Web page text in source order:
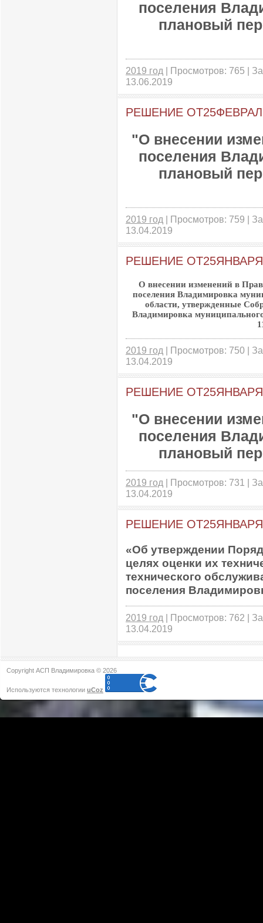
поселения
плановый
2019 год | Просмотров: 765 |
13.06.2019
РЕШЕНИЕ
"О внесении
поселения
плановый
2019 год | Просмотров: 759 |
13.04.2019
РЕШЕНИЕ
О внесении изменений в
поселения Владимировка
области, утвержденные
Владимировка
2019 год | Просмотров: 750 |
13.04.2019
РЕШЕНИЕ
"О внесении
поселения
плановый
2019 год | Просмотров: 731 |
13.04.2019
РЕШЕНИЕ
«Об утверждении
целях оценки их
технического
поселения
2019 год | Просмотров: 762 |
13.04.2019
Copyright АСП Владимировка © 2026
Используются технологии uCoz